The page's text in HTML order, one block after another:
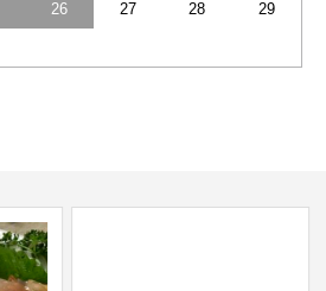
26 27 28 29